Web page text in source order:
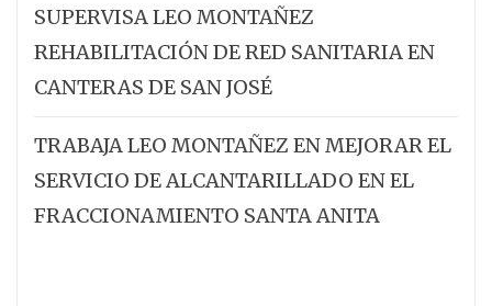
SUPERVISA LEO MONTAÑEZ
REHABILITACIÓN DE RED SANITARIA EN
CANTERAS DE SAN JOSÉ
TRABAJA LEO MONTAÑEZ EN MEJORAR EL
SERVICIO DE ALCANTARILLADO EN EL
FRACCIONAMIENTO SANTA ANITA